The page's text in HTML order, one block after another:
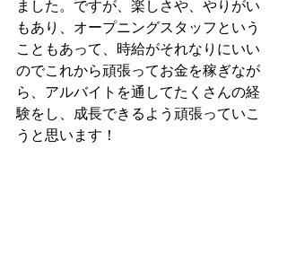
ました。ですが、楽しさや、やりがい
もあり、オープニングスタッフという
こともあって、時給がそれなりにいい
のでこれから頑張ってお金を稼ぎなが
ら、アルバイトを通してたくさんの経
験をし、成長できるよう頑張っていこ
うと思います！